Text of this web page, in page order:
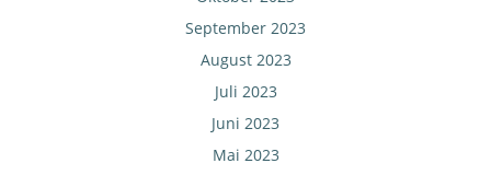
September 2023
August 2023
Juli 2023
Juni 2023
Mai 2023